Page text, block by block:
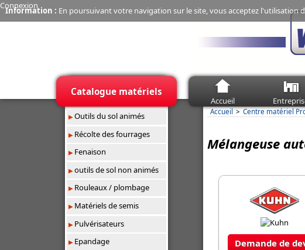
Information : En poursuivant votre navigation sur le site, vous acceptez
Connexion
Accueil
Catalogue matériels
Outils du sol animés
Récolte des fourrages
Fenaison
outils de sol non animés
Rouleaux / plombage
Matériels de semis
Pulvérisateurs
Epandage
Accueil Centre matériel
Mélangeuse
Demande de